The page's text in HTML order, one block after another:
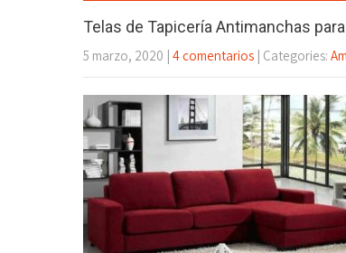
Telas de Tapicería Antimanchas
5 marzo, 2020 | 4 comentarios | Categories: